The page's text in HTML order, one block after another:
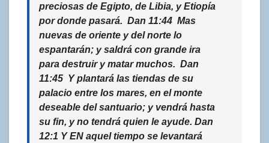
preciosas de Egipto, de Libia, y Etiopía
por donde pasará. Dan 11:44 Mas
nuevas de oriente y del norte lo
espantarán; y saldrá con grande ira
para destruir y matar muchos. Dan
11:45 Y plantará las tiendas de su
palacio entre los mares, en el monte
deseable del santuario; y vendrá hasta
su fin, y no tendrá quien le ayude. Dan
12:1 Y EN aquel tiempo se levantará